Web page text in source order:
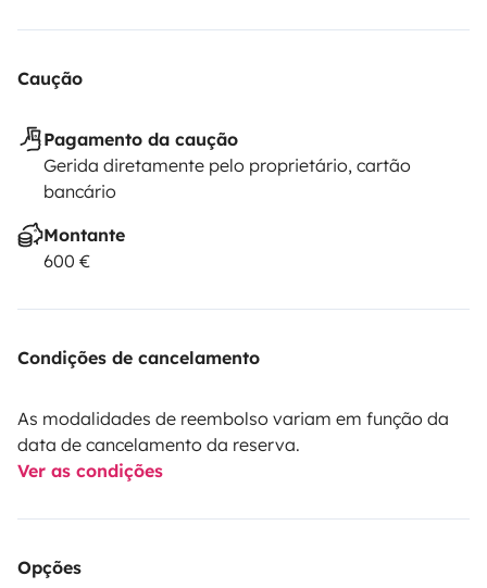
Caução
Pagamento da caução
Gerida diretamente pelo proprietário, cartão
bancário
Montante
600 €
Condições de cancelamento
As modalidades de reembolso variam em função da
data de cancelamento da reserva.
Ver as condições
Opções